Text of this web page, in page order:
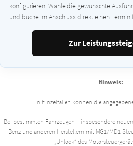
konfigurieren. Wähle die gewünschte
und buche im Anschluss direkt einen Termin
Zur
Hinweis:
In Einzelfällen können die
Bei bestimmten Fahrzeugen – insbesondere
Benz und anderen Herstellern mit MG1/MD1
„Unlock“ des